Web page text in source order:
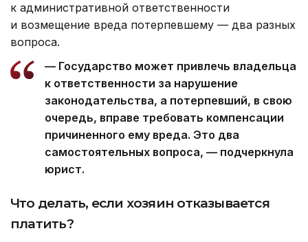
к административной ответственности
и возмещение вреда потерпевшему — два разных
вопроса.
— Государство может привлечь владельца
к ответственности за нарушение
законодательства, а потерпевший, в свою
очередь, вправе требовать компенсации
причиненного ему вреда. Это два
самостоятельных вопроса, — подчеркнула
юрист.
Что делать, если хозяин отказывается
платить?